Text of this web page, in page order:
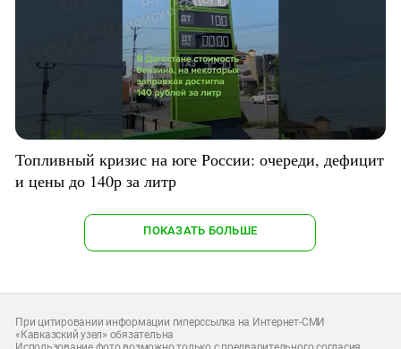
Топливный кризис на юге России: очереди, дефицит
и цены до 140р за литр
ПОКАЗАТЬ БОЛЬШЕ
При цитировании информации гиперссылка на Интернет-СМИ
«Кавказский узел» обязательна